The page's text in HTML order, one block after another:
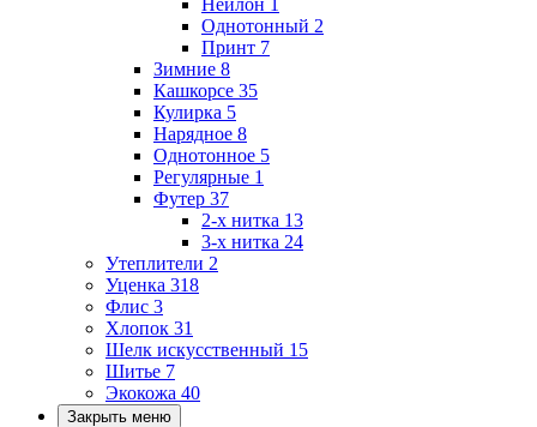
Однотонный 2
Принт 7
Зимние 8
Кашкорсе 35
Кулирка 5
Нарядное 8
Однотонное 5
Регулярные 1
Футер 37
2-х нитка 13
3-х нитка 24
Утеплители 2
Уценка 318
Флис 3
Хлопок 31
Шелк искусственный 15
Шитье 7
Экокожа 40
Закрыть меню